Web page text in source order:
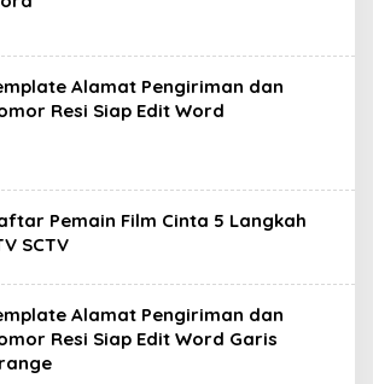
Alamat Pengiriman dan
Resi Siap Edit Word
Pemain Film Cinta 5 Langkah
SCTV
Alamat Pengiriman dan
Resi Siap Edit Word Garis